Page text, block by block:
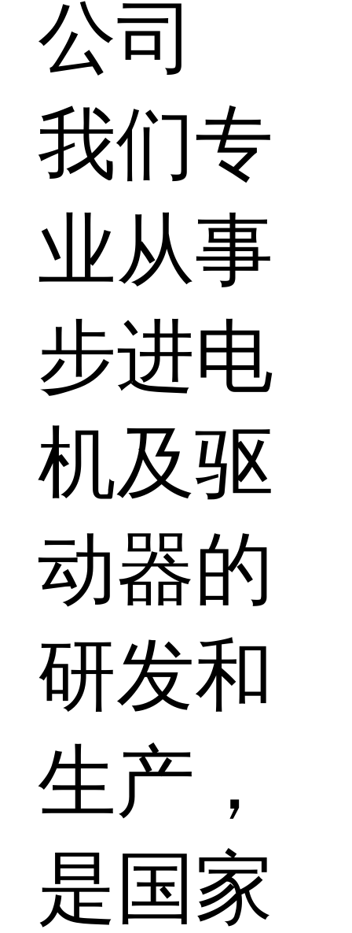
公司
我们专
业从事
步进电
机及驱
动器的
研发和
生产，
是国家